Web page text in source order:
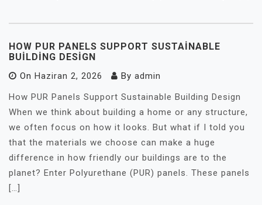
HOW PUR PANELS SUPPORT SUSTAINABLE
BUILDING DESIGN
On Haziran 2, 2026 By admin
How PUR Panels Support Sustainable Building Design
When we think about building a home or any structure,
we often focus on how it looks. But what if I told you
that the materials we choose can make a huge
difference in how friendly our buildings are to the
planet? Enter Polyurethane (PUR) panels. These panels
[…]